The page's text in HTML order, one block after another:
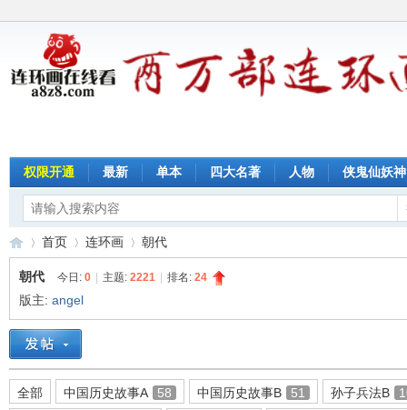
权限开通 最新 单本 四大名著 人物 侠鬼仙妖神
连»
首页
›
连环画
›
朝代
朝代 今日: 0 主题: 2221 排名: 24
版主: angel
全部 中国历史故事A 58 中国历史故事B 51 孙子兵法B